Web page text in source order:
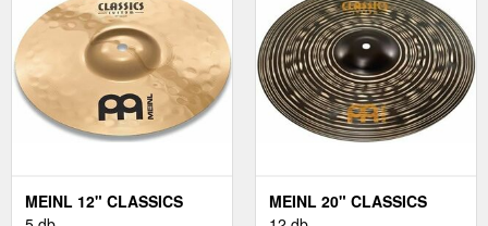
MEINL 12" CLASSICS
MEINL 20" CLASSICS